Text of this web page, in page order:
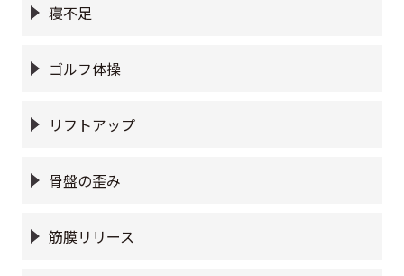
寝不足
ゴルフ体操
リフトアップ
骨盤の歪み
筋膜リリース